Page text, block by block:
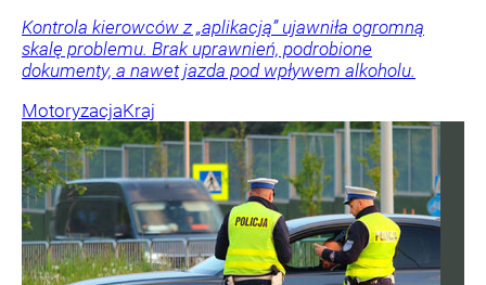
Kontrola kierowców z „aplikacją” ujawniła ogromną
skalę problemu. Brak uprawnień, podrobione
dokumenty, a nawet jazda pod wpływem alkoholu.
MotoryzacjaKraj